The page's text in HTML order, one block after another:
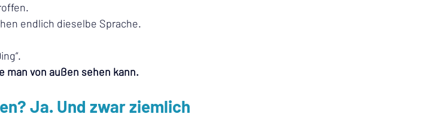
endlich dieselbe Sprache.
man von außen sehen kann.
Ja. Und zwar ziemlich